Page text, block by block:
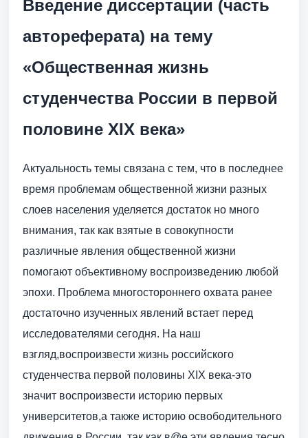
Введение диссертации (часть
автореферата) на тему
«Общественная жизнь
студенчества России в первой
половине XIX века»
Актуальность темы связана с тем, что в последнее
время проблемам общественной жизни разных
слоев населения уделяется достаток но много
внимания, так как взятые в совокупности
различные явления общественной жизни
помогают объективному воспроизведению любой
эпохи. Проблема многостороннего охвата ранее
достаточно изученных явлений встает перед
исследователями сегодня. На наш
взгляд,воспроизвести жизнь российского
студенчества первой половины XIX века-это
значит воспроизвести историю первых
университетов,а также историю освободительного